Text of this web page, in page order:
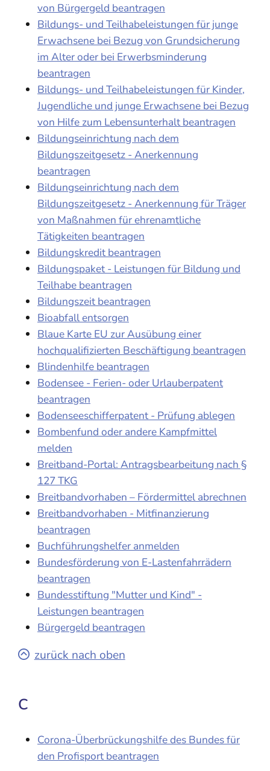
von Bürgergeld beantragen
Bildungs- und Teilhabeleistungen für junge
Erwachsene bei Bezug von Grundsicherung
im Alter oder bei Erwerbsminderung
beantragen
Bildungs- und Teilhabeleistungen für Kinder,
Jugendliche und junge Erwachsene bei Bezug
von Hilfe zum Lebensunterhalt beantragen
Bildungseinrichtung nach dem
Bildungszeitgesetz - Anerkennung
beantragen
Bildungseinrichtung nach dem
Bildungszeitgesetz - Anerkennung für Träger
von Maßnahmen für ehrenamtliche
Tätigkeiten beantragen
Bildungskredit beantragen
Bildungspaket - Leistungen für Bildung und
Teilhabe beantragen
Bildungszeit beantragen
Bioabfall entsorgen
Blaue Karte EU zur Ausübung einer
hochqualifizierten Beschäftigung beantragen
Blindenhilfe beantragen
Bodensee - Ferien- oder Urlauberpatent
beantragen
Bodenseeschifferpatent - Prüfung ablegen
Bombenfund oder andere Kampfmittel
melden
Breitband-Portal: Antragsbearbeitung nach §
127 TKG
Breitbandvorhaben – Fördermittel abrechnen
Breitbandvorhaben - Mitfinanzierung
beantragen
Buchführungshelfer anmelden
Bundesförderung von E-Lastenfahrrädern
beantragen
Bundesstiftung "Mutter und Kind" -
Leistungen beantragen
Bürgergeld beantragen
zurück nach oben
C
Corona-Überbrückungshilfe des Bundes für
den Profisport beantragen